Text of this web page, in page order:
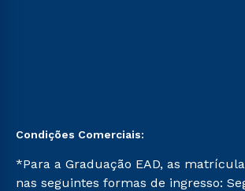
Condições Comerciais:
*Para a Graduação EAD, as
nas seguintes formas de ingresso: